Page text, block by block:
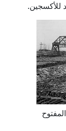
للأكسجين.
المفتوح